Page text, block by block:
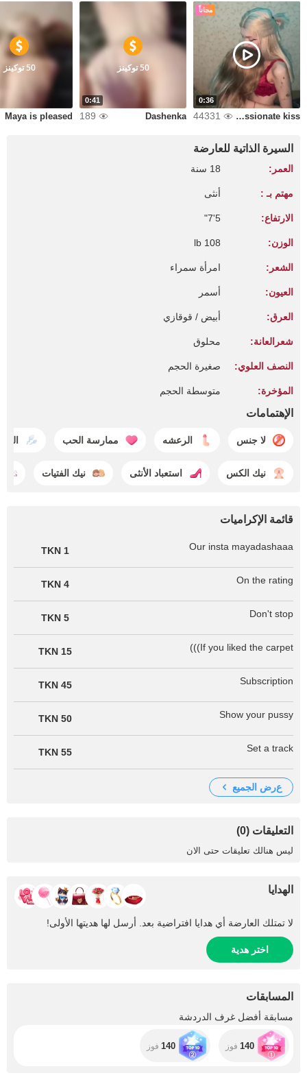
مجاناً
0:36
A passionate kiss
44331
0:41
50 توكينز
Dashenka
189
50 توكينز
Maya is pleased
السيرة الذاتية للعارضة
العمر: 18 سنة
مهتم بـ : أنثى
الارتفاع: 5'7"
الوزن: 108 lb
الشعر: امرأة سمراء
العيون: أسمر
العرق: أبيض / قوقازي
شعرالعانة: محلوق
النصف العلوي: صغيرة الحجم
المؤخرة: متوسطة الحجم
الإهتمامات
لا جنس الرعشه ممارسة الحب
نيك الكس استعباد الأنثى نيك الفتيات
قائمة الإكراميات
Our insta mayadashaaa
1 TKN
On the rating
4 TKN
Don't stop
5 TKN
If you liked the carpet)))
15 TKN
Subscription
45 TKN
Show your pussy
50 TKN
Set a track
55 TKN
عرض الجميع
التعليقات (0)
ليس هنالك تعليقات حتى الان
الهدايا
لا تمتلك العارضة أي هدايا افتراضية بعد. أرسل لها هديتها الأولى!
اختر هدية
المسابقات
مسابقة أفضل غرف الدردشة
140 فوز 140 فوز